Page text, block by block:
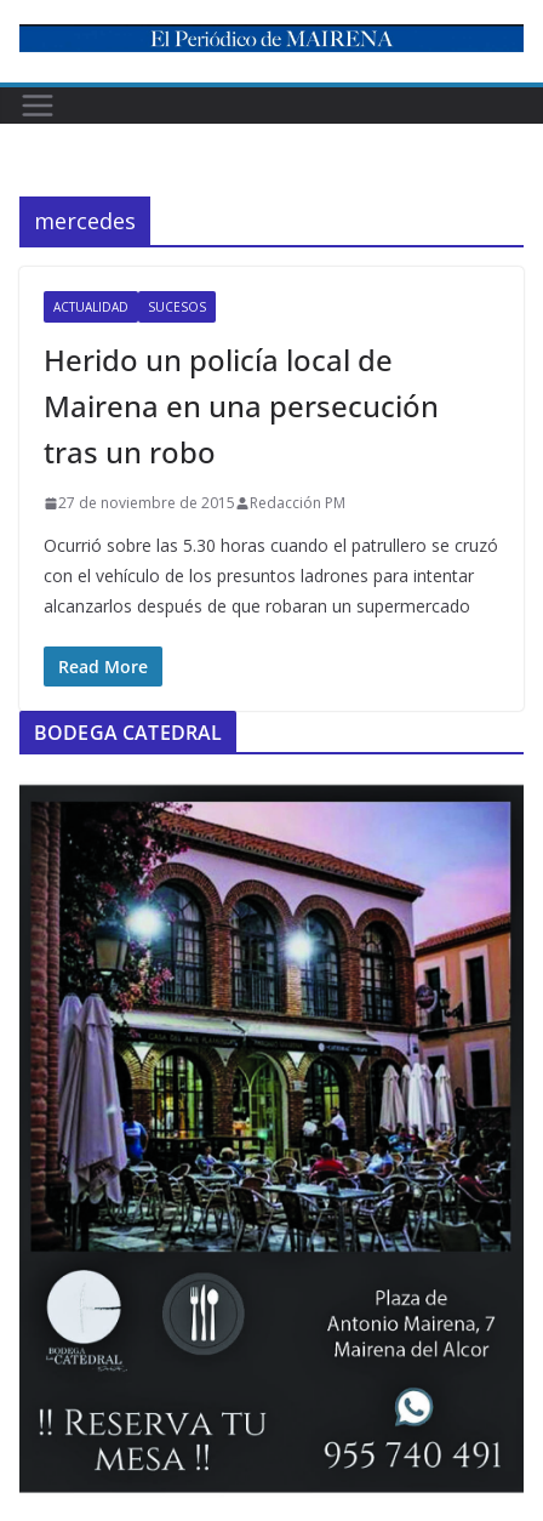
content
mercedes
ACTUALIDAD SUCESOS
Herido un policía local de
Mairena en una persecución
tras un robo
27 de noviembre de 2015 Redacción PM
Ocurrió sobre las 5.30 horas cuando el patrullero se cruzó
con el vehículo de los presuntos ladrones para intentar
alcanzarlos después de que robaran un supermercado
Read More
BODEGA CATEDRAL